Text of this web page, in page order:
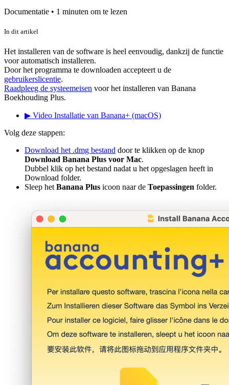
Documentatie • 1 minuten om te lezen
In dit artikel
Het installeren van de software is heel eenvoudig, dankzij de functie
voor automatisch installeren.
Door het programma te downloaden accepteert u de
gebruikerslicentie.
Raadpleeg de systeemeisen voor het installeren van Banana
Boekhouding Plus.
▶ Video Installatie van Banana+ (macOS)
Volg deze stappen:
Download het .dmg bestand door te klikken op de knop
Download Banana Plus voor Mac.
Dubbel klik op het bestand nadat u het opgeslagen heeft in
Download folder.
Sleep het Banana Plus icoon naar de Toepassingen folder.